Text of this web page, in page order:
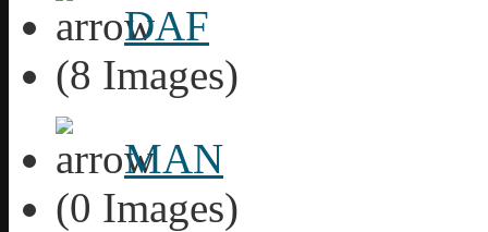
DAF
(8 Images)
MAN
(0 Images)